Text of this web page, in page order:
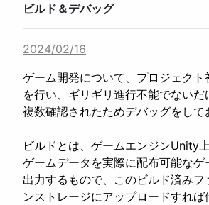
ビルド＆デバッグ
2024/02/16
ゲーム開発について、プロジェクト
を行い、ギリギリ進行不能でない
複数確認されたためデバッグをして
ビルドとは、ゲームエンジンUnity
ゲームデータを実際に配布可能なゲ
出力するもので、このビルド済みフ
ンストレージにアップロードすれば